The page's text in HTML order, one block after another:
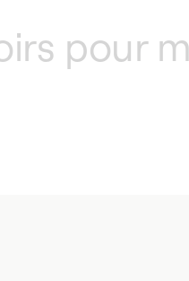
pour